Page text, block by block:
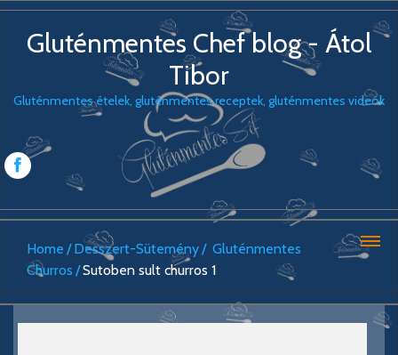
Gluténmentes Chef blog - Átol
Tibor
Gluténmentes ételek, gluténmentes receptek, gluténmentes videók
Home Desszert-Sütemény
Gluténmentes
Churros
Sutoben sult churros 1